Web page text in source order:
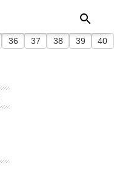
36 37 38 39 40